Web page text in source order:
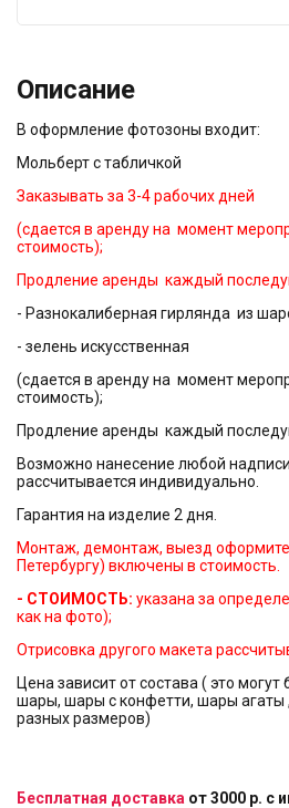
Описание
В оформление фотозоны входит:
Мольберт с табличкой
Заказывать за 3-4 рабочих дней
(сдается в аренду на момент
стоимость);
Продление аренды каждый
- Разнокалиберная гирлянда из
- зелень искусственная
(сдается в аренду на момент
стоимость);
Продление аренды каждый
Возможно нанесение любой
рассчитывается индивидуально.
Гарантия на изделие 2 дня.
Монтаж, демонтаж, выезд
Петербургу) включены в стоимость.
- СТОИМОСТЬ: указана за
как на фото);
Отрисовка другого макета
Цена зависит от состава ( это
шары, шары с конфетти, шары
разных размеров)
Бесплатная доставка от 3000 р. с